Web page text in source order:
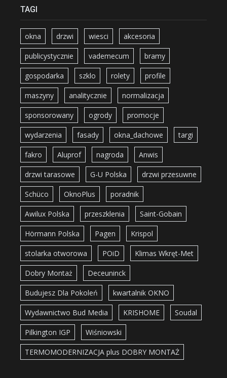
TAGI
okna drzwi wiesci akcesoria
publicystycznie vademecum bramy
gospodarka szklo rolety profile
maszyny analitycznie normalizacja
sponsorowany ogrody promocje
wydarzenia fasady okna_dachowe targi
fakro Aluprof nagroda Anwis
drzwi tarasowe G-U Polska drzwi przesuwne
Schüco OknoPlus poradnik
Awilux Polska przeszklenia Saint-Gobain
Hörmann Polska Pagen Krispol
stolarka otworowa POiD Klimas Wkręt-Met
Dobry Montaż Deceuninck
Budujesz Dla Pokoleń kwartalnik OKNO
Wydawnictwo Bud Media KRISHOME Soudal
Pilkington IGP Wiśniowski
TERMOMODERNIZACJA plus DOBRY MONTAŻ